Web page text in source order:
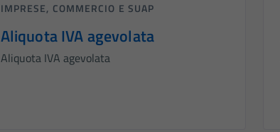
IMPRESE, COMMERCIO E SUAP
Aliquota IVA agevolata
Aliquota IVA agevolata